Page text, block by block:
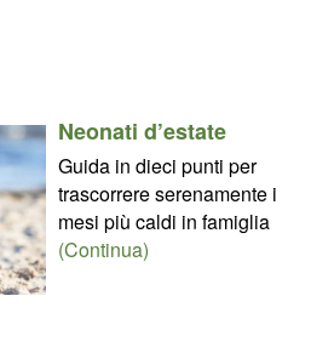
Neonati d’estate
Guida in dieci punti per
trascorrere serenamente i
mesi più caldi in famiglia
(Continua)